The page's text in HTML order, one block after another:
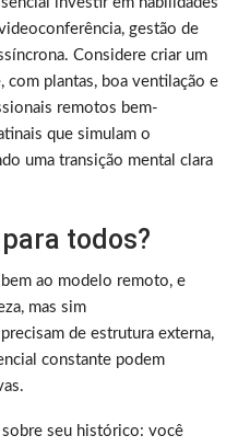
gestão de
Considere criar um
com plantas, boa ventilação e
remotos bem-
que simulam o
uma transição mental clara
todos?
ao modelo remoto, e
mas sim
de estrutura externa,
constante podem
seu histórico: você